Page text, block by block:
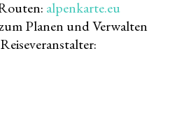
alpenkarte.eu
Planen und Verwalten